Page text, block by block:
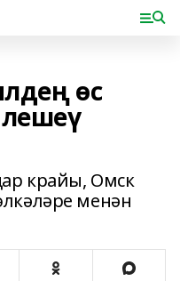
өс
крайы, Омск
менән